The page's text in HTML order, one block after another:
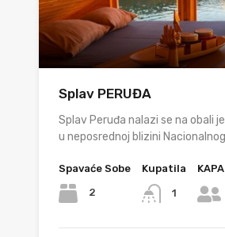
Splav PERUĐA
Splav Peruđa nalazi se na obali
u neposrednoj blizini
Spavaće Sobe
2
Kupatila
1